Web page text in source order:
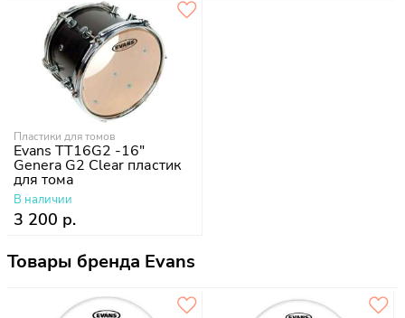
Пластики для томов
Evans TT16G2 -16"
Genera G2 Clear пластик
для тома
В наличии
3 200 р.
Товары бренда Evans